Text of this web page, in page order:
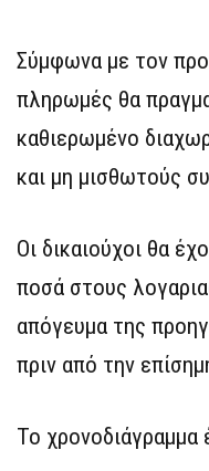
Σύμφωνα με τον
πληρωμές θα
καθιερωμένο
και μη μισθωτούς
Οι δικαιούχοι θα
ποσά στους
απόγευμα της
πριν από την
Το χρονοδιάγραμμα